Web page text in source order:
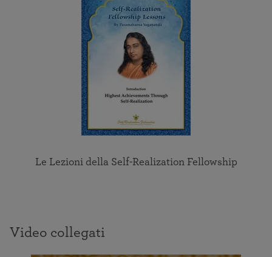
sede della concentrazione e dell’occhio spirituale, o
percezione divina. Lasciate da parte tutti i pensieri
del mondo e portate l’attenzione all’interno,
ricordando di mantenere lo sguardo focalizzato
sull’occhio spirituale. Liberate la mente dalle
preoccupazioni e sentite la pace dentro di voi.
Le Lezioni della Self-Realization Fellowship
Video collegati